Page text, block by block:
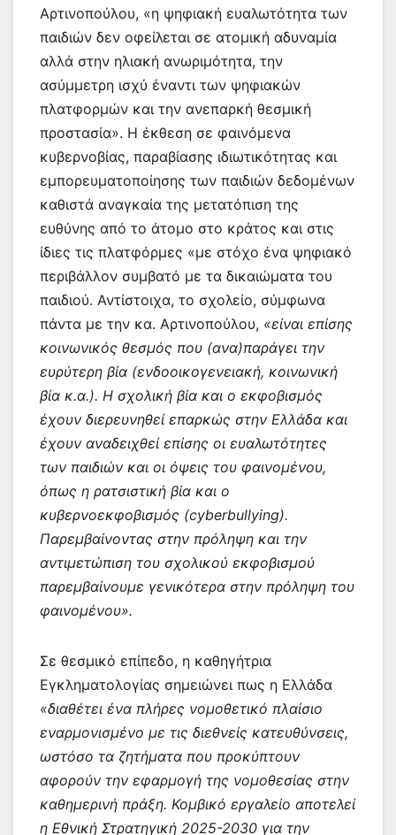
Αρτινοπούλου, «η ψηφιακή ευαλωτότητα των
παιδιών δεν οφείλεται σε ατομική αδυναμία
αλλά στην ηλιακή ανωριμότητα, την
ασύμμετρη ισχύ έναντι των ψηφιακών
πλατφορμών και την ανεπαρκή θεσμική
προστασία». Η έκθεση σε φαινόμενα
κυβερνοβίας, παραβίασης ιδιωτικότητας και
εμπορευματοποίησης των παιδιών δεδομένων
καθιστά αναγκαία της μετατόπιση της
ευθύνης από το άτομο στο κράτος και στις
ίδιες τις πλατφόρμες «με στόχο ένα ψηφιακό
περιβάλλον συμβατό με τα δικαιώματα του
παιδιού. Αντίστοιχα, το σχολείο, σύμφωνα
πάντα με την κα. Αρτινοπούλου, «είναι επίσης
κοινωνικός θεσμός που (ανα)παράγει την
ευρύτερη βία (ενδοοικογενειακή, κοινωνική
βία κ.α.). Η σχολική βία και ο εκφοβισμός
έχουν διερευνηθεί επαρκώς στην Ελλάδα και
έχουν αναδειχθεί επίσης οι ευαλωτότητες
των παιδιών και οι όψεις του φαινομένου,
όπως η ρατσιστική βία και ο
κυβερνοεκφοβισμός (cyberbullying).
Παρεμβαίνοντας στην πρόληψη και την
αντιμετώπιση του σχολικού εκφοβισμού
παρεμβαίνουμε γενικότερα στην πρόληψη του
φαινομένου».
Σε θεσμικό επίπεδο, η καθηγήτρια
Εγκληματολογίας σημειώνει πως η Ελλάδα
«διαθέτει ένα πλήρες νομοθετικό πλαίσιο
εναρμονισμένο με τις διεθνείς κατευθύνσεις,
ωστόσο τα ζητήματα που προκύπτουν
αφορούν την εφαρμογή της νομοθεσίας στην
καθημερινή πράξη. Κομβικό εργαλείο αποτελεί
η Εθνική Στρατηγική 2025-2030 για την